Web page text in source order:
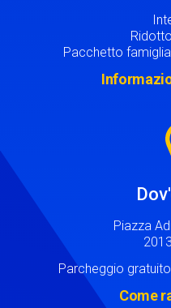
Pacchetto
Piazza
Parcheggio
Come